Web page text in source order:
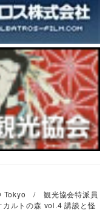
Tokyo / 観光協会特派員
ルトの森 vol.4 講談と怪